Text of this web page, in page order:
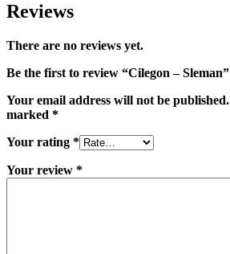
Reviews
There are no reviews yet.
Be the first to review “Cilegon – Sleman”
Your email address will not be published.
marked *
Your rating *
Your review *